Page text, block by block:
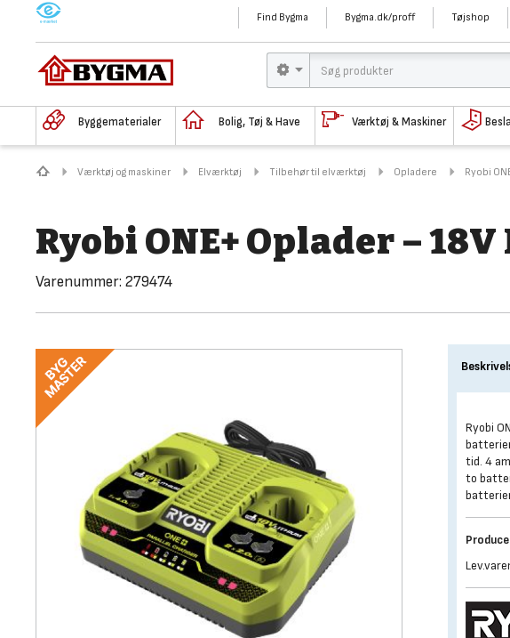
M Find Bygma Bygma.dk/proff Tøjshop
Byggematerialer Bolig, Tøj & Have Værktøj & Maskiner
Værktøj og maskiner Elværktøj Tilbehør til elværktøj Opladere Ryobi
Ryobi ONE+ Oplader – 18V
Varenummer: 279474
Ryobi
tid. 4
to